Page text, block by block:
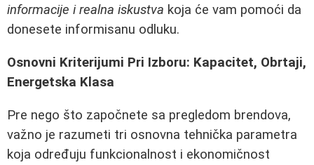
informacije i realna iskustva koja će vam pomoći da
donesete informisanu odluku.
Osnovni Kriterijumi Pri Izboru: Kapacitet, Obrtaji,
Energetska Klasa
Pre nego što započnete sa pregledom brendova,
važno je razumeti tri osnovna tehnička parametra
koja određuju funkcionalnost i ekonomičnost